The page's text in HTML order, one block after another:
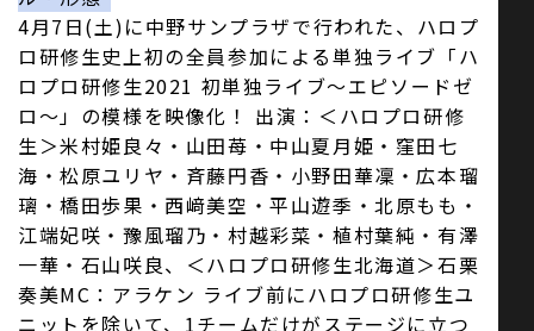
4月7日(土)に中野サンプラザで行われた、ハロプ
ロ研修生史上初の全員参加による単独ライブ「ハ
ロプロ研修生2021 初単独ライブ～エピソードゼ
ロ～」の模様を映像化！ 出演：＜ハロプロ研修
生＞米村姫良々・山田苺・中山夏月姫・窪田七
海・松原ユリヤ・斉藤円香・小野田華凜・広本瑠
璃・橋田歩果・西﨑美空・平山遊季・北原もも・
江端妃咲・豫風瑠乃・村越彩菜・植村葉純・有澤
一華・石山咲良、＜ハロプロ研修生北海道＞石栗
奏美MC：アラケン ライブ前にハロプロ研修生ユ
ニットを除いて、1チームだけがステージに立つ